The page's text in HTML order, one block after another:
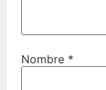
Nombre *